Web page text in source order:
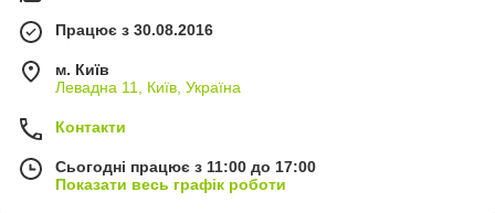
Працює з 30.08.2016
м. Київ
Левадна 11, Київ, Україна
Контакти
Сьогодні працює з 11:00 до 17:00
Показати весь графік роботи